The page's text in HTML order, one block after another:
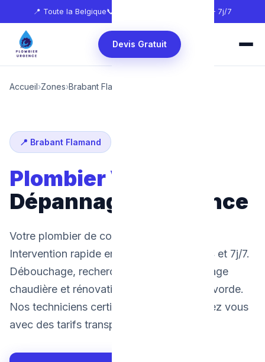
📍 Toute la Belgique📞 🕐 24h/24 — 7j/7
Devis Gratuit
Accueil›Zones›Brabant Flamand
📍 Brabant Flamand
Plombier Vilvorde
Dépannage d'urgence
Votre plombier de confiance à Vilvorde.
Intervention rapide en 30 minutes, 24h/24 et 7j/7.
Débouchage, recherche de fuite, dépannage
chaudière et rénovation salle de bain à Vilvorde.
Nos techniciens certifiés interviennent chez vous
avec des tarifs transparents et fixes.